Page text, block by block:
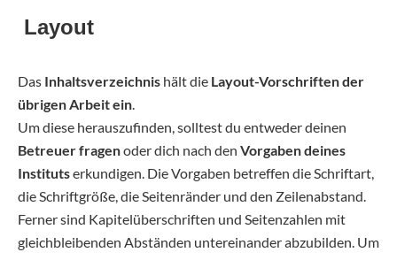
Layout
Das Inhaltsverzeichnis hält die Layout-Vorschriften der
übrigen Arbeit ein.
Um diese herauszufinden, solltest du entweder deinen
Betreuer fragenoder dich nach den Vorgaben deines
Institutserkundigen. Die Vorgaben betreffen die Schriftart,
die Schriftgröße, die Seitenränder und den Zeilenabstand.
Ferner sind Kapitelüberschriften und Seitenzahlen mit
gleichbleibenden Abständen untereinander abzubilden. Um